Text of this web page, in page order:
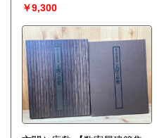
￥9,300